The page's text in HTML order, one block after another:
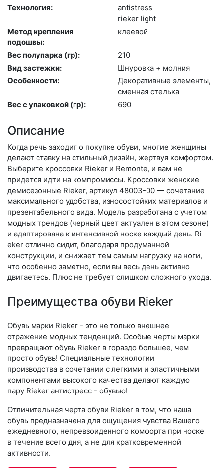
Технология:
an­tist­ress
ri­eker light
Метод крепления
подошвы:
кле­евой
Вес полупарка (гр):
210
Вид застежки:
Шну­ров­ка + мол­ния
Особенности:
Де­кора­тив­ные эле­мен­ты,
смен­ная стель­ка
Вес с упаковкой (гр):
690
Описание
Когда речь заходит о покупке обуви, многие женщины
делают ставку на стильный дизайн, жертвуя комфортом.
Выберите крос­совки Rieker и Remonte, и вам не
придется идти на компромиссы. Кроссовки женские
демисезонные Rieker, артикул 48003-00 — сочетание
максимального удобства, износостойких материалов и
презентабельного вида. Модель разработана с учетом
модных трендов (чер­ный цвет актуален в этом сезоне)
и адаптирована к интенсивной носке каждый день. Ri­
eker отлично сидит, благодаря продуманной
конструкции, и снижает тем самым нагрузку на ноги,
что особенно заметно, если вы весь день активно
двигаетесь. Плюс не требует слишком сложного ухода.
Преимущества обуви Rieker
Обувь марки Rieker - это не только внешнее
отражение модных тенденций. Особые черты марки
превращают обувь Rieker в гораздо большее, чем
просто обувь! Специальные технологии
производства в сочетании с легкими и эластичными
компонентами высокого качества делают каждую
пару Rieker антистресс - обувью!
Отличительная черта обуви Rieker в том, что наша
обувь предназначена для ощущения чувства Вашего
ежедневного, непревзойденного комфорта при носке
в течение всего дня, а не для кратковременной
активности.